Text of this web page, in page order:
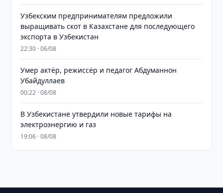
Узбекским предпринимателям предложили
выращивать скот в Казахстане для последующего
экспорта в Узбекистан
22:30 · 06/08
Умер актёр, режиссёр и педагог Абдуманнон
Убайдуллаев
00:22 · 08/08
В Узбекистане утвердили новые тарифы на
электроэнергию и газ
19:06 · 08/08